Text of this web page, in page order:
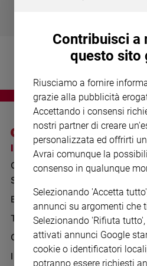
Devozione
fede
giorno
Santo
del
Società
e
valori
I SITI SAN PAOLO
GRUPPO EDITORIALE
SAN PAOLO
BENESSERE
TELENOVA
GAZZETTA D'ALBA
IL GIORNALINO
Contribuisci a
questo sito
Riusciamo a fornire
grazie alla pubblicità
Accettando i consensi
nostri partner di creare
personalizzata ed offrirti
Avrai comunque la
consenso in qualunque
Selezionando 'Accetta
annunci su argomenti che
Selezionando 'Rifiuta
attivati annunci Google
cookie o identificatori
potranno essere richiesti